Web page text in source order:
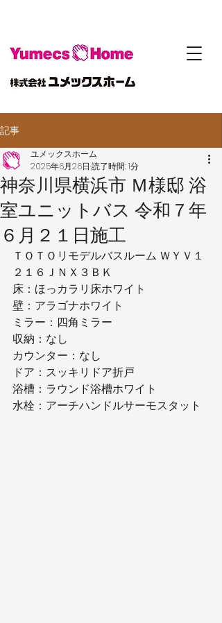
記事
神奈川県横浜市 Ｍ様邸 浴
室ユニットバス 令和７年
６月２１日施工
ユメックスホーム
2025年6月26日 読了時間: 1分
ＴＯＴＯリモデルバスルーム ＷＹＶ１
２１６ＪＮＸ３ＢＫ
床：ほっカラリ床ホワイト
壁：アラゴナホワイト
ミラー：四角ミラー
収納：なし
カウンター：なし
ドア：スッキリドア折戸
浴槽：ラウンド浴槽ホワイト
水栓：アーチハンドルサーモスタット